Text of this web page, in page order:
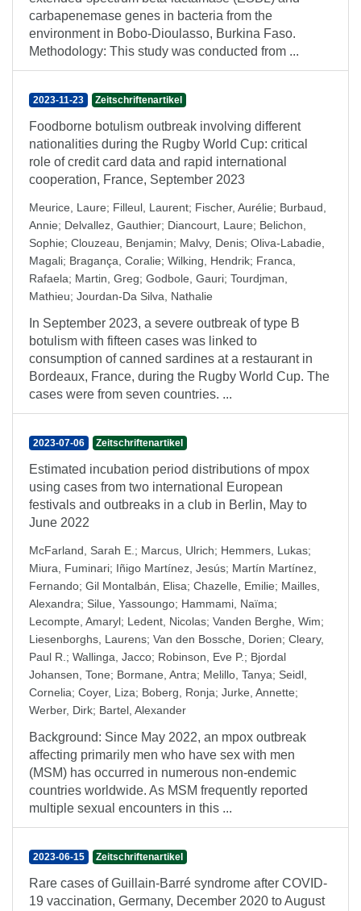
carbapenemase genes in bacteria from the
environment in Bobo-Dioulasso, Burkina Faso.
Methodology: This study was conducted from ...
2023-11-23 Zeitschriftenartikel
Foodborne botulism outbreak involving different
nationalities during the Rugby World Cup: critical
role of credit card data and rapid international
cooperation, France, September 2023
Meurice, Laure; Filleul, Laurent; Fischer, Aurélie; Burbaud,
Annie; Delvallez, Gauthier; Diancourt, Laure; Belichon,
Sophie; Clouzeau, Benjamin; Malvy, Denis; Oliva-Labadie,
Magali; Bragança, Coralie; Wilking, Hendrik; Franca,
Rafaela; Martin, Greg; Godbole, Gauri; Tourdjman,
Mathieu; Jourdan-Da Silva, Nathalie
In September 2023, a severe outbreak of type B
botulism with fifteen cases was linked to
consumption of canned sardines at a restaurant in
Bordeaux, France, during the Rugby World Cup. The
cases were from seven countries. ...
2023-07-06 Zeitschriftenartikel
Estimated incubation period distributions of mpox
using cases from two international European
festivals and outbreaks in a club in Berlin, May to
June 2022
McFarland, Sarah E. ; Marcus, Ulrich; Hemmers, Lukas;
Miura, Fuminari; Iñigo Martínez, Jesús; Martín Martínez,
Fernando; Gil Montalbán, Elisa; Chazelle, Emilie; Mailles,
Alexandra; Silue, Yassoungo; Hammami, Naïma;
Lecompte, Amaryl; Ledent, Nicolas; Vanden Berghe, Wim;
Liesenborghs, Laurens; Van den Bossche, Dorien; Cleary,
Paul R. ; Wallinga, Jacco; Robinson, Eve P.; Bjordal
Johansen, Tone; Bormane, Antra; Melillo, Tanya; Seidl,
Cornelia; Coyer, Liza; Boberg, Ronja; Jurke, Annette;
Werber, Dirk; Bartel, Alexander
Background: Since May 2022, an mpox outbreak
affecting primarily men who have sex with men
(MSM) has occurred in numerous non-endemic
countries worldwide. As MSM frequently reported
multiple sexual encounters in this ...
2023-06-15 Zeitschriftenartikel
Rare cases of Guillain-Barré syndrome after COVID-
19 vaccination, Germany, December 2020 to August